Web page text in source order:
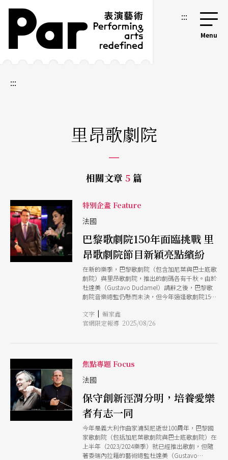
跳到主要內容區塊
網站導覽 :::
:::
里昂歌劇院
相關文章 5 篇
特別企畫 Feature
法國
巴黎歌劇院150年面臨挑戰 里
昂歌劇院節目新穎亮點繽紛
在新的樂季，巴黎歌劇院（包含加尼葉與巴士底歌
劇院）與里昂歌劇院，推出的劇碼各有千秋。由於
杜達美（Gustavo Dudamel）請辭之後，巴黎歌
劇院音樂總監仍懸而未決，但今年適逢歌劇院150
（Alexander Neef）帶領行政團隊挑起這個重擔，
音樂節目也從活躍的新生代與中生代指揮中挑選。
文字 | 賴家鑫
官網限定報導 2025/08/26
焦點專題 Focus
法國
保守創新涇渭分明，培養愛樂
者有志一同
今年是義大利作曲家浦契尼逝世100周年，巴黎國
家歌劇院（包括加尼葉歌劇院與巴士底歌劇院）在
上半年（2023/2024樂季）就已經推出歌劇，但隨
著委瑞內拉籍的藝術總監杜達美（Gustavo